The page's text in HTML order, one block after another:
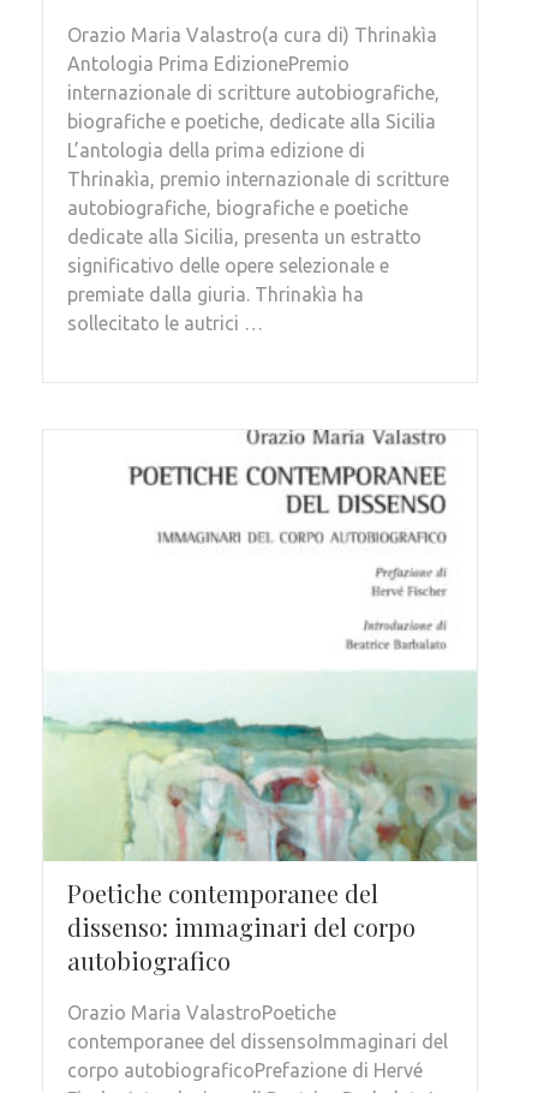
Orazio Maria Valastro(a cura di) Thrinakìa
Antologia Prima EdizionePremio
internazionale di scritture autobiografiche,
biografiche e poetiche, dedicate alla Sicilia
L’antologia della prima edizione di
Thrinakìa, premio internazionale di scritture
autobiografiche, biografiche e poetiche
dedicate alla Sicilia, presenta un estratto
significativo delle opere selezionale e
premiate dalla giuria. Thrinakìa ha
sollecitato le autrici …
Poetiche contemporanee del
dissenso: immaginari del corpo
autobiografico
Orazio Maria ValastroPoetiche
contemporanee del dissensoImmaginari del
corpo autobiograficoPrefazione di Hervé